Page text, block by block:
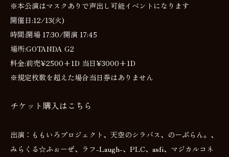
※本公演はマスクありで声出し可能イベントになります
開催日:12/13(火)
時間:開場 17:30/開演 17:45
場所:GOTANDA G2
料金:前売¥2500+1D 当日¥3000+1D
※規定枚数を超えた場合当日券はありません
チケット購入はこちら
出演：ももいろプロジェクト、天空のシラバス、のーぷらん。、
みらくる☆ふぉーぜ、ラフ-Laugh-、PLC、asfi、マジカルコネ